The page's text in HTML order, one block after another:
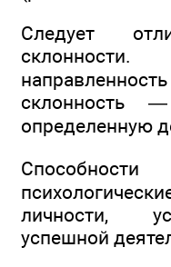
Следует
склонность
определенную
личности,
успешной